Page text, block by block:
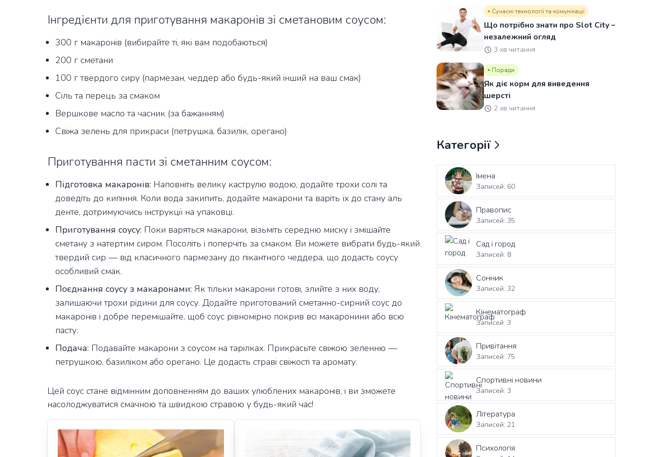
Інгредієнти для приготування макаронів зі сметановим соусом:
300 г макаронів (вибирайте ті, які вам подобаються)
200 г сметани
100 г твердого сиру (пармезан, чеддер або будь-який інший на ваш смак)
Сіль та перець за смаком
Вершкове масло та часник (за бажанням)
Свіжа зелень для прикраси (петрушка, базилік, орегано)
Приготування пасти зі сметанним соусом:
Підготовка макаронів: Наповніть велику каструлю водою, додайте трохи солі та
доведіть до кипіння. Коли вода закипить, додайте макарони та варіть їх до стану аль
денте, дотримуючись інструкції на упаковці.
Приготування соусу: Поки варяться макарони, візьміть середню миску і змішайте
сметану з натертим сиром. Посоліть і поперчіть за смаком. Ви можете вибрати будь-який
твердий сир — від класичного пармезану до пікантного чеддера, що додасть соусу
особливий смак.
Поєднання соусу з макаронами: Як тільки макарони готові, злийте з них воду,
залишаючи трохи рідини для соусу. Додайте приготований сметанно-сирний соус до
макаронів і добре перемішайте, щоб соус рівномірно покрив всі макаронини або всю
пасту.
Подача: Подавайте макарони з соусом на тарілках. Прикрасьте свіжою зеленню —
петрушкою, базиліком або орегано. Це додасть страві свіжості та аромату.
Цей соус стане відмінним доповненням до ваших улюблених макаронів, і ви зможете
насолоджуватися смачною та швидкою стравою у будь-який час!
Сучасні технології та комунікації
Що потрібно знати про Slot City –
незалежний огляд
3 хв.читання
Поради
Як діє корм для виведення
шерсті
2 хв.читання
Категорії
Імена
Записей: 60
Правопис
Записей: 35
Сад і город
Записей: 8
Сонник
Записей: 32
Кінематограф
Записей: 3
Привітання
Записей: 75
Спортивні новини
Записей: 3
Література
Записей: 21
Психологія